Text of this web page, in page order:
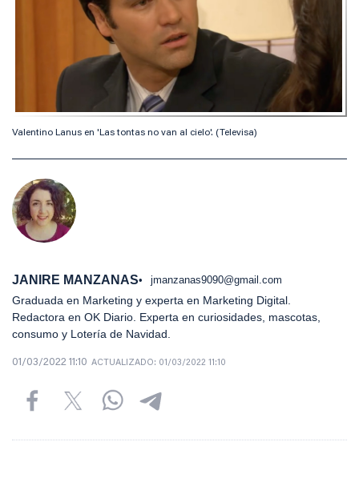
Valentino Lanus en 'Las tontas no van al cielo'. (Televisa)
JANIRE MANZANAS jmanzanas9090@gmail.com
Graduada en Marketing y experta en Marketing Digital.
Redactora en OK Diario. Experta en curiosidades, mascotas,
consumo y Lotería de Navidad.
01/03/2022 11:10 ACTUALIZADO: 01/03/2022 11:10